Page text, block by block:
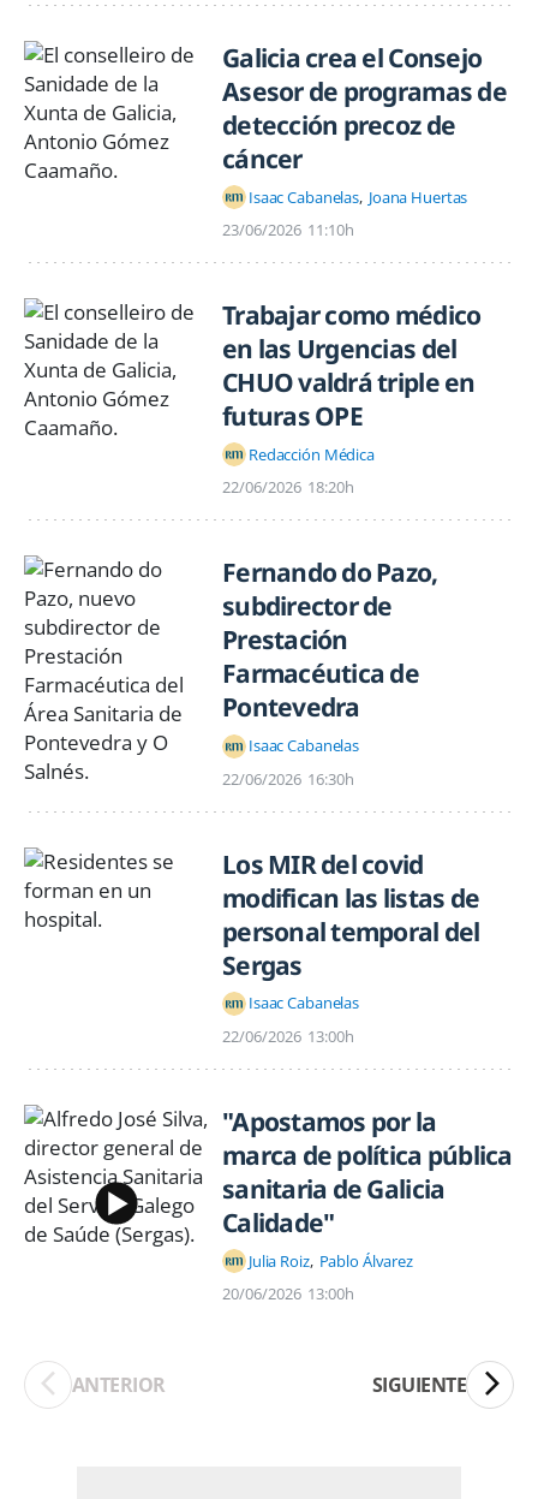
Galicia crea el Consejo
Asesor de programas de
detección precoz de
cáncer
Isaac Cabanelas Joana Huertas
23/06/2026 11:10h
Trabajar como médico
en las Urgencias del
CHUO valdrá triple en
futuras OPE
Redacción Médica
22/06/2026 18:20h
Fernando do Pazo,
subdirector de
Prestación
Farmacéutica de
Pontevedra
Isaac Cabanelas
22/06/2026 16:30h
Los MIR del covid
modifican las listas de
personal temporal del
Sergas
Isaac Cabanelas
22/06/2026 13:00h
"Apostamos por la
marca de política pública
sanitaria de Galicia
Calidade"
Julia Roiz Pablo Álvarez
20/06/2026 13:00h
ANTERIOR SIGUIENTE